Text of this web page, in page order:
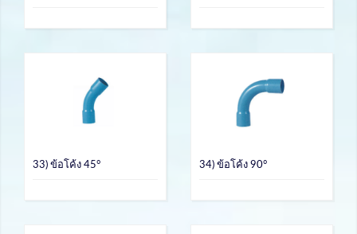
33) ข้อโค้ง 45° 34) ข้อโค้ง 90°